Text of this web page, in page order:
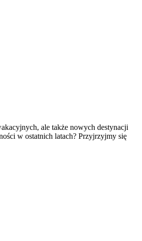
ale także nowych destynacji
w ostatnich latach? Przyjrzyjmy się